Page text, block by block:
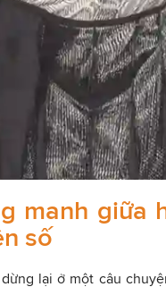
manh giữa
số
lại ở một câu